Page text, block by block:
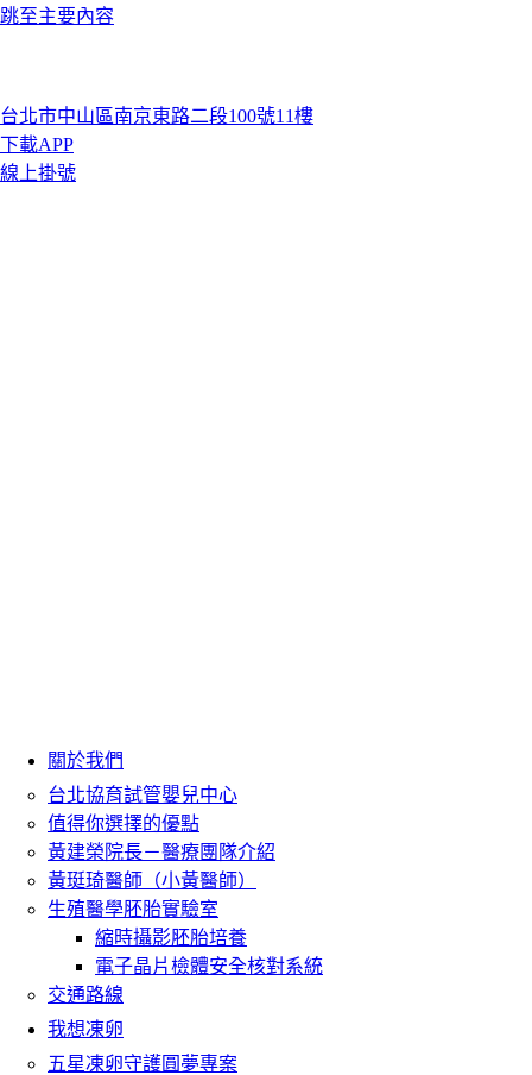
跳至主要內容
台北市中山區南京東路二段100號11樓
下載APP
線上掛號
關於我們
台北協育試管嬰兒中心
值得你選擇的優點
黃建榮院長－醫療團隊介紹
黃珽琦醫師（小黃醫師）
生殖醫學胚胎實驗室
縮時攝影胚胎培養
電子晶片檢體安全核對系統
交通路線
我想凍卵
五星凍卵守護圓夢專案